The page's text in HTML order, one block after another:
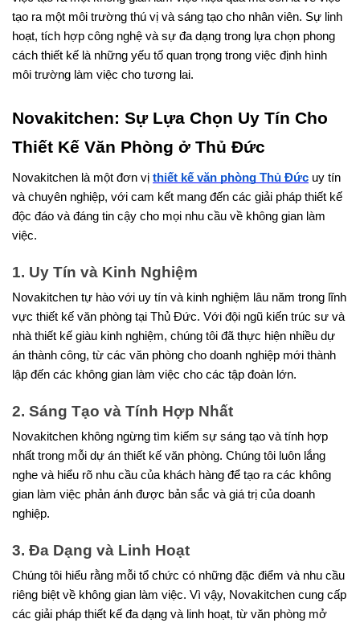
tạo ra một môi trường thú vị và sáng tạo cho nhân viên. Sự linh
hoạt, tích hợp công nghệ và sự đa dạng trong lựa chọn phong
cách thiết kế là những yếu tố quan trọng trong việc định hình
môi trường làm việc cho tương lai.
Novakitchen: Sự Lựa Chọn Uy Tín Cho
Thiết Kế Văn Phòng ở Thủ Đức
Novakitchen là một đơn vị thiết kế văn phòng Thủ Đức uy tín
và chuyên nghiệp, với cam kết mang đến các giải pháp thiết kế
độc đáo và đáng tin cậy cho mọi nhu cầu về không gian làm
việc.
1. Uy Tín và Kinh Nghiệm
Novakitchen tự hào với uy tín và kinh nghiệm lâu năm trong lĩnh
vực thiết kế văn phòng tại Thủ Đức. Với đội ngũ kiến trúc sư và
nhà thiết kế giàu kinh nghiệm, chúng tôi đã thực hiện nhiều dự
án thành công, từ các văn phòng cho doanh nghiệp mới thành
lập đến các không gian làm việc cho các tập đoàn lớn.
2. Sáng Tạo và Tính Hợp Nhất
Novakitchen không ngừng tìm kiếm sự sáng tạo và tính hợp
nhất trong mỗi dự án thiết kế văn phòng. Chúng tôi luôn lắng
nghe và hiểu rõ nhu cầu của khách hàng để tạo ra các không
gian làm việc phản ánh được bản sắc và giá trị của doanh
nghiệp.
3. Đa Dạng và Linh Hoạt
Chúng tôi hiểu rằng mỗi tổ chức có những đặc điểm và nhu cầu
riêng biệt về không gian làm việc. Vì vậy, Novakitchen cung cấp
các giải pháp thiết kế đa dạng và linh hoạt, từ văn phòng mở